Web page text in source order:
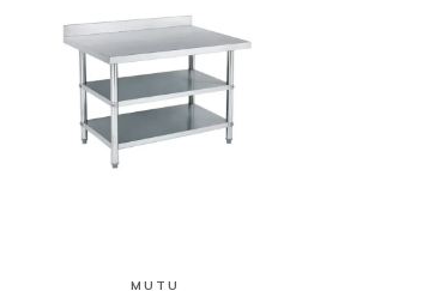
Lihat Produk
MUTU